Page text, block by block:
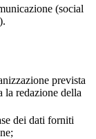
(social
prevista
la redazione della
dei dati forniti